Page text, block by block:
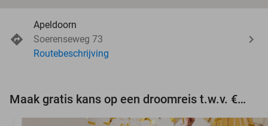
Apeldoorn
Soerenseweg 73
Routebeschrijving
Maak gratis kans op een droomreis t.w.v. €3.000!